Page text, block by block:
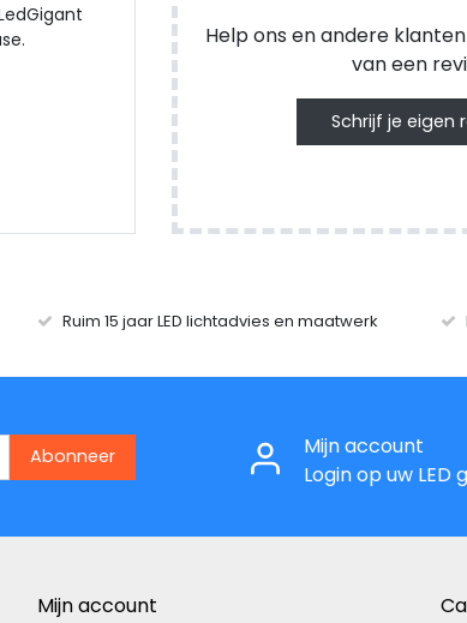
Help ons en andere
van een
Schrijf je eigen
Ruim 15 jaar LED lichtadvies en maatwerk
Abonneer
Mijn account
Login op uw
Mijn account